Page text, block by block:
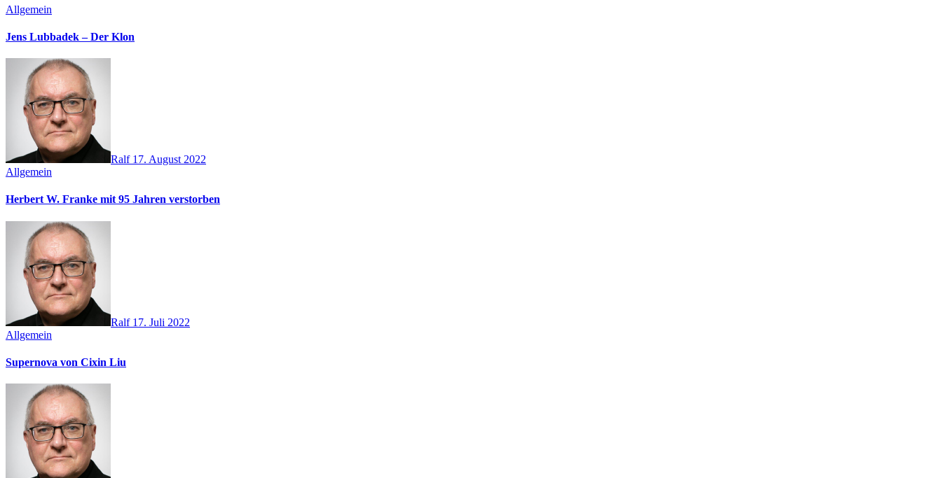
Allgemein
Jens Lubbadek – Der Klon
Ralf 17. August 2022
Allgemein
Herbert W. Franke mit 95 Jahren verstorben
Ralf 17. Juli 2022
Allgemein
Supernova von Cixin Liu